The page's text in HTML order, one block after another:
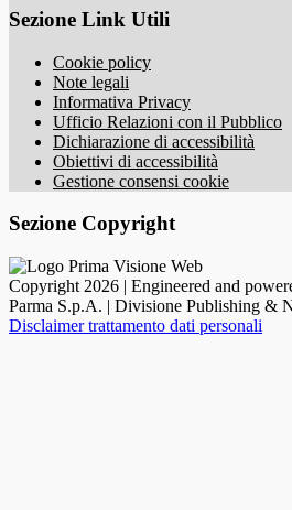
Sezione Link Utili
Cookie policy
Note legali
Informativa Privacy
Ufficio Relazioni con il Pubblico
Dichiarazione di accessibilità
Obiettivi di accessibilità
Gestione consensi cookie
Sezione Copyright
Copyright 2026 | Engineered and
Parma S.p.A. | Divisione Publishing &
Disclaimer trattamento dati personali